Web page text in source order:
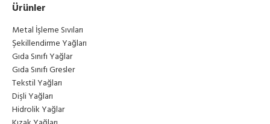
Ürünler
Metal İşleme Sıvıları
Şekillendirme Yağları
Gıda Sınıfı Yağlar
Gıda Sınıfı Gresler
Tekstil Yağları
Dişli Yağları
Hidrolik Yağlar